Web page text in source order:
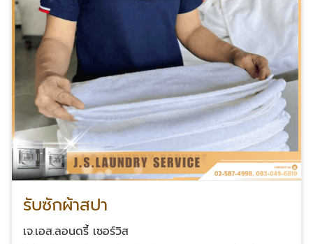
รับซักผ้าสปา
เจ.เอส.ลอนดรี้ เซอร์วิส